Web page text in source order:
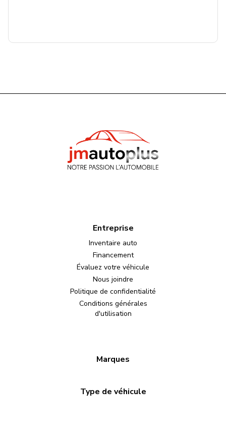
Entreprise
Inventaire auto
Financement
Évaluez votre véhicule
Nous joindre
Politique de confidentialité
Conditions générales
d'utilisation
Marques
Type de véhicule